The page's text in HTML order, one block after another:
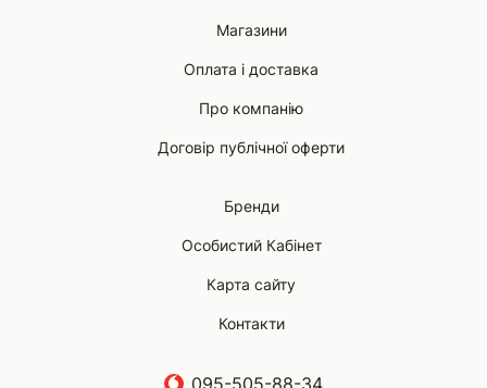
Магазини
Оплата і доставка
Про компанію
Договір публічної оферти
Бренди
Особистий Кабінет
Карта сайту
Контакти
095-505-88-34